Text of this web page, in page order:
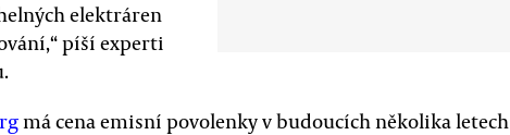
elektráren
píší experti
má cena emisní povolenky v budoucích několika letech